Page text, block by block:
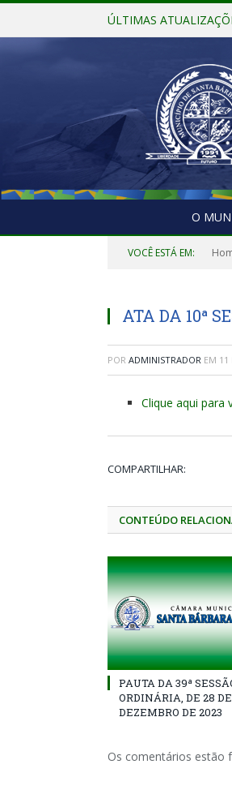
ÚLTIMAS
O
VOCÊ ESTÁ EM:
ATA DA 10ª
POR ADMINISTRADOR EM 11
Clique aqui para
COMPARTILHAR:
CONTEÚDO
PAUTA DA 39ª
ORDINÁRIA, DE 28 DE
DEZEMBRO DE 2023
Os comentários estão